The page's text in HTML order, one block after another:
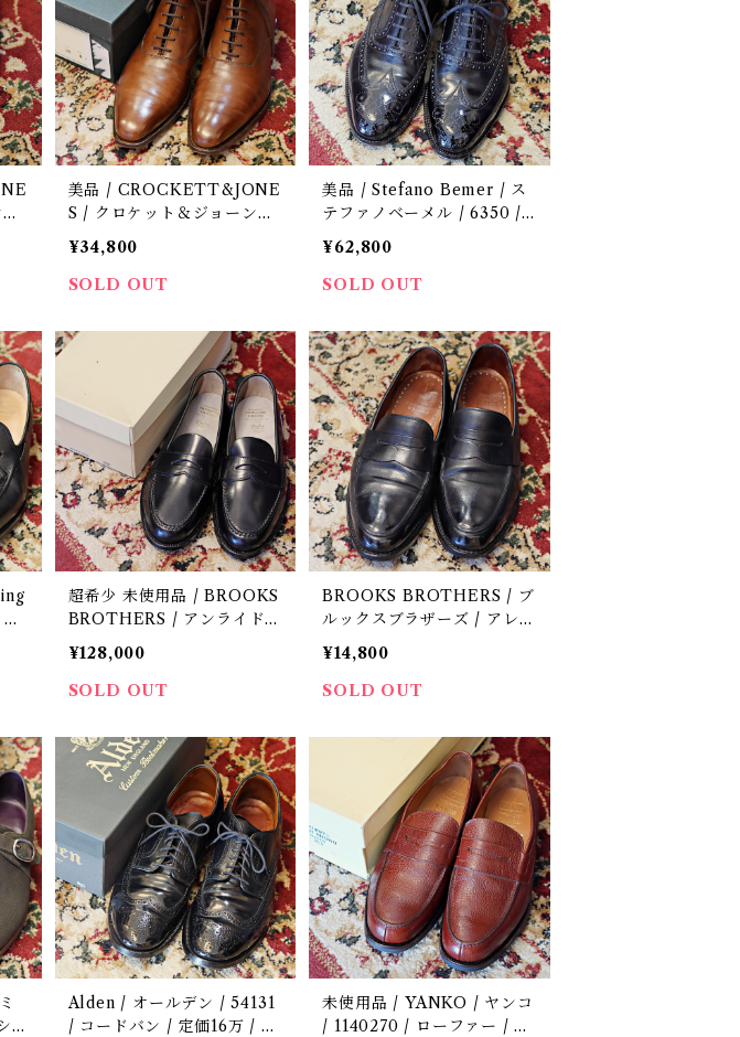
美品 / CROCKETT&JONE
S / クロケット＆ジョーンズ
/ WADHAM / ポールスミス
別注品 / 定価10.5万円 / 中古
/ 革靴 / 8 E
¥34,800
SOLD OUT
美品 / Stefano Bemer / ス
テファノベーメル / 6350 /
シューツリー付 / 定価28万 /
中古 / 革靴 / 41 1/2
¥62,800
SOLD OUT
超希少 未使用品 / BROOKS
BROTHERS / アンライドロ
ーファー / コードバン / Ald
en製 / 90's / 革靴 / 中古 / U
S8 1/2 E
¥128,000
SOLD OUT
BROOKS BROTHERS / ブ
ルックスブラザーズ / アレン
エドモンズ別注 / 革靴 / 中古
/ US8 1/2 D
¥14,800
SOLD OUT
Alden / オールデン / 54131
/ コードバン / 定価16万 / 革
未使用品 / YANKO / ヤンコ
/ 1140270 / ローファー / 定